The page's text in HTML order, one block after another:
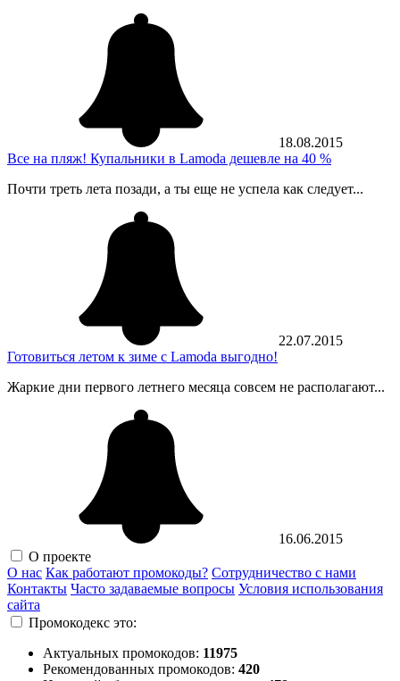
18.08.2015
Все на пляж! Купальники в Lamoda дешевле на 40 %
Почти треть лета позади, а ты еще не успела как следует...
22.07.2015
Готовиться летом к зиме с Lamoda выгодно!
Жаркие дни первого летнего месяца совсем не располагают...
16.06.2015
О проекте
О нас Как работают промокоды? Сотрудничество с нами
Контакты Часто задаваемые вопросы Условия использования
сайта
Промокодекс это:
Актуальных промокодов: 11975
Рекомендованных промокодов: 420